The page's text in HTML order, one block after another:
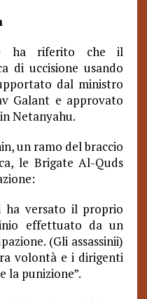
ha riferito che il
di uccisione usando
dal ministro
Galant e approvato
Netanyahu.
un ramo del braccio
le Brigate Al-Quds
versato il proprio
effettuato da un
(Gli assassinii)
volontà e i dirigenti
la punizione”.